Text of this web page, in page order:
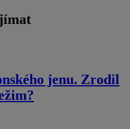
jenu. Zrodil